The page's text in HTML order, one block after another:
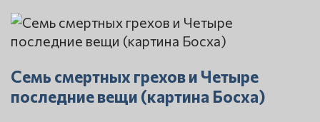
Семь смертных грехов и Четыре
последние вещи (картина Босха)